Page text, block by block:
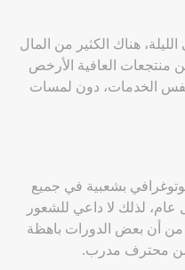
تركية في الليلة، هناك الكثير من المال
العافية الأرخص
نفس الخدمات، دون لمسات
بشعبية في جميع
عام، لذلك لا داعي للشعور
من أن بعض الدورات باهظة
من محترف مدرب.